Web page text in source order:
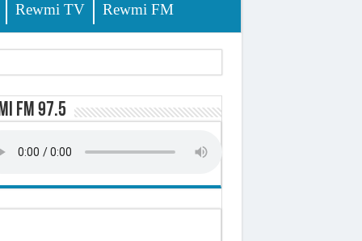
Rewmi TV Rewmi FM
FM 97.5